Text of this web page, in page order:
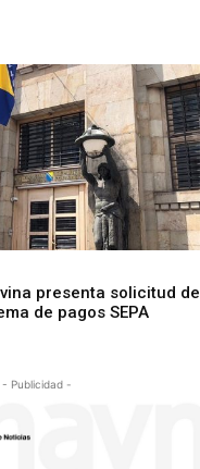
presenta solicitud de
de pagos SEPA
- Publicidad -